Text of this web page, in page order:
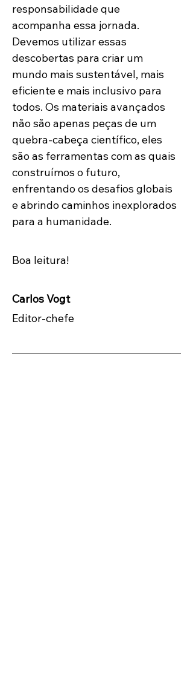
responsabilidade que
acompanha essa jornada.
Devemos utilizar essas
descobertas para criar um
mundo mais sustentável, mais
eficiente e mais inclusivo para
todos. Os materiais avançados
não são apenas peças de um
quebra-cabeça científico, eles
são as ferramentas com as quais
construímos o futuro,
enfrentando os desafios globais
e abrindo caminhos inexplorados
para a humanidade.
Boa leitura!
Carlos Vogt
Editor-chefe